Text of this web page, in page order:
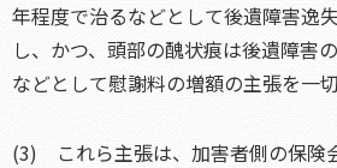
年程度で治るなどとして後遺障害逸
し、かつ、頭部の醜状痕は後遺障害
などとして慰謝料の増額の主張を一
(3) これら主張は、加害者側の保険